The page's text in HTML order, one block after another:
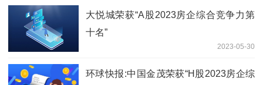
大悦城荣获“A股2023房企综合竞争力第
十名”
2023-05-30
环球快报:中国金茂荣获“H股2023房企综